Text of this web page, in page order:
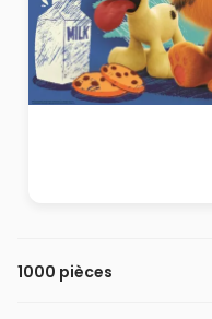
1000 pièces